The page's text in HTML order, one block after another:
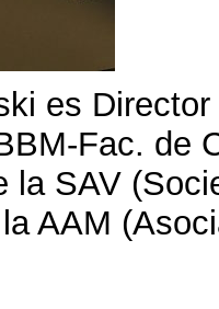
es
Fac. de
la SAV
AAM